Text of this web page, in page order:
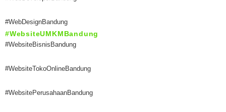
#WebDesignBandung
#WebsiteUMKMBandung
#WebsiteBisnisBandung
#WebsiteTokoOnlineBandung
#WebsitePerusahaanBandung